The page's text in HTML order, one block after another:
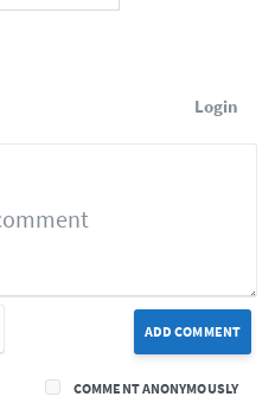
Login
ADD COMMENT
COMMENT ANONYMOUSLY